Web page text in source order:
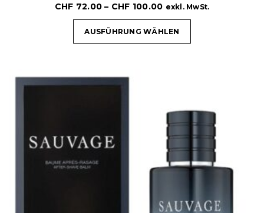
CHF 72.00 – CHF 100.00 exkl. MwSt.
AUSFÜHRUNG WÄHLEN